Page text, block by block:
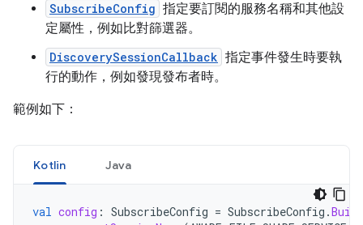
SubscribeConfig 指定要訂閱的服務名稱和其他設
定屬性，例如比對篩選器。
DiscoverySessionCallback 指定事件發生時要執
行的動作，例如發現發布者時。
範例如下：
Kotlin Java
val config : SubscribeConfig = SubscribeConfig .